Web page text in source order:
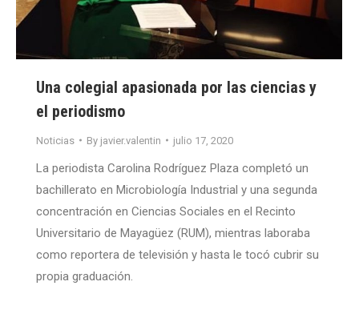
Una colegial apasionada por las ciencias y
el periodismo
Noticias By javier.valentin julio 17, 2020
La periodista Carolina Rodríguez Plaza completó un
bachillerato en Microbiología Industrial y una segunda
concentración en Ciencias Sociales en el Recinto
Universitario de Mayagüez (RUM), mientras laboraba
como reportera de televisión y hasta le tocó cubrir su
propia graduación.